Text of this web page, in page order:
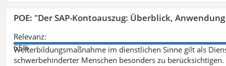
POE: "Der SAP-Kontoauszug: Überblick,
Relevanz:
65%
Weiterbildungsmaßnahme im dienstlichen Sinne gilt als
schwerbehinderter Menschen besonders zu berücksichtigen.